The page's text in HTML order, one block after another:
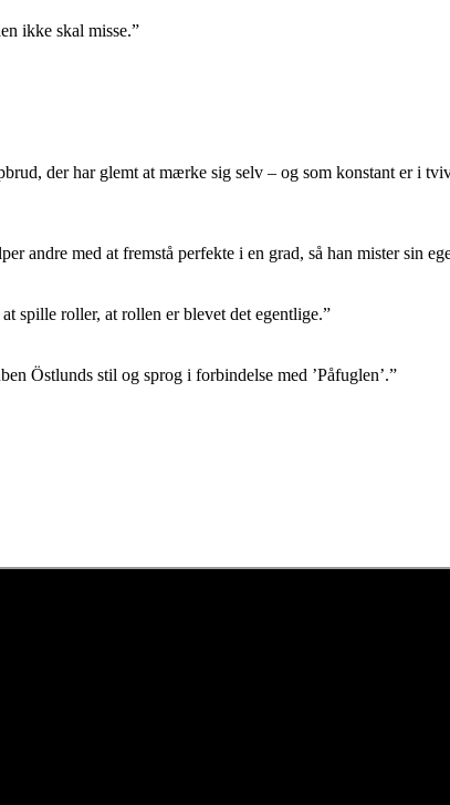
ikke skal misse.”
der har glemt at mærke sig selv – og som konstant er i
andre med at fremstå perfekte i en grad, så han mister sin
spille roller, at rollen er blevet det egentlige.”
Östlunds stil og sprog i forbindelse med ’Påfuglen’.”